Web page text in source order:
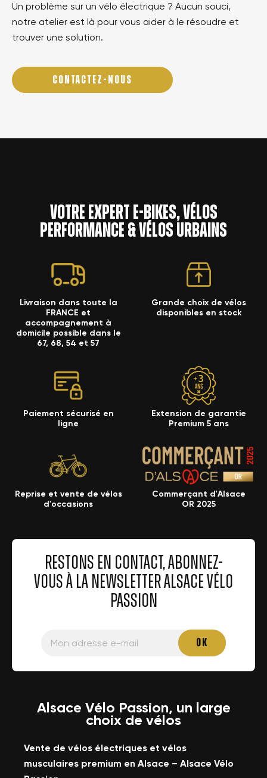
Un problème sur un vélo électrique ? Aucun souci,
notre atelier est là pour vous aider à le résoudre et
trouver une solution.
CONTACTEZ-NOUS
Votre expert e-bikes, vélos
performance & vélos urbains
Livraison dans toute la
FRANCE et
accompagnement à
domicile possible dans le
67, 68, 54 et 57
Grande choix de vélos
disponibles en stock
Paiement sécurisé en
ligne
Extension de garantie
Premium 5 ans
Reprise et vente de vélos
d'occasions
Commerçant d'Alsace
OR 2025
RESTONS EN CONTACT, ABONNEZ-
VOUS À LA NEWSLETTER ALSACE VÉLO
PASSION
Alsace Vélo Passion, un large
choix de vélos
Vente de vélos électriques et vélos
musculaires premium en Alsace – Alsace Vélo